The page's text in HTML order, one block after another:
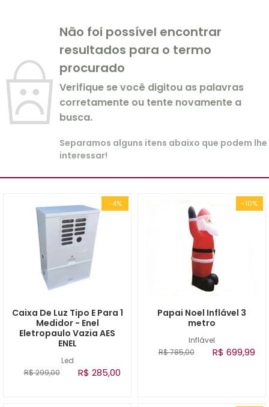
Não foi possível encontrar
resultados para o termo
procurado
Verifique se você digitou as palavras
corretamente ou tente novamente a
busca.
Separamos alguns itens abaixo que podem lhe
interessar!
-4%
Led
Caixa De Luz Tipo E Para 1
Medidor - Enel
Eletropaulo Vazia AES
ENEL
R$ 299,00 R$ 285,00
-10%
Inflável
Papai Noel Inflável 3
metro
R$ 785,00 R$ 699,99